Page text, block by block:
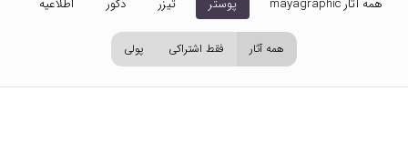
همه آثار mayagraphic پوستر تیزر دکور اطلاعیه
همه آثار فقط اشتراکی پولی